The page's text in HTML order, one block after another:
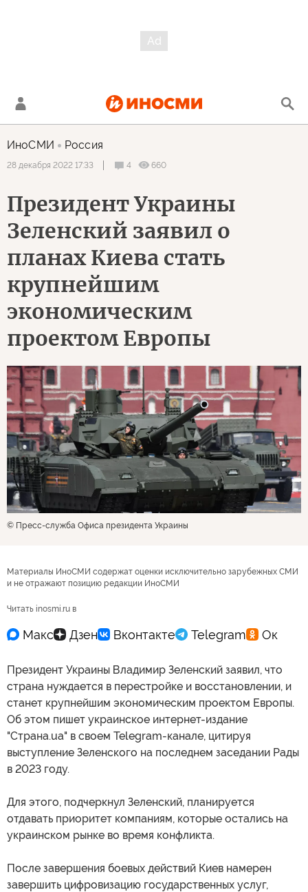
ИноСМИ Россия
28 декабря 2022 17:33 4 660
Президент Украины
Зеленский заявил о
планах Киева стать
крупнейшим
экономическим
проектом Европы
© Пресс-служба Офиса президента Украины
Материалы ИноСМИ содержат оценки исключительно зарубежных СМИ
и не отражают позицию редакции ИноСМИ
Читать inosmi.ru в
Президент Украины Владимир Зеленский заявил, что
страна нуждается в перестройке и восстановлении, и
станет крупнейшим экономическим проектом Европы.
Об этом пишет украинское интернет-издание
"Страна.ua" в своем Telegram-канале, цитируя
выступление Зеленского на последнем заседании Рады
в 2023 году.
Для этого, подчеркнул Зеленский, планируется
отдавать приоритет компаниям, которые остались на
украинском рынке во время конфликта.
После завершения боевых действий Киев намерен
завершить цифровизацию государственных услуг,